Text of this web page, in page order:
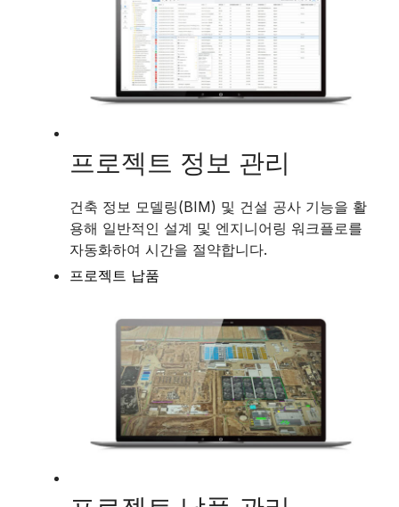
프로젝트 정보 관리
건축 정보 모델링(BIM) 및 건설 공사 기능을 활
용해 일반적인 설계 및 엔지니어링 워크플로를
자동화하여 시간을 절약합니다.
프로젝트 납품